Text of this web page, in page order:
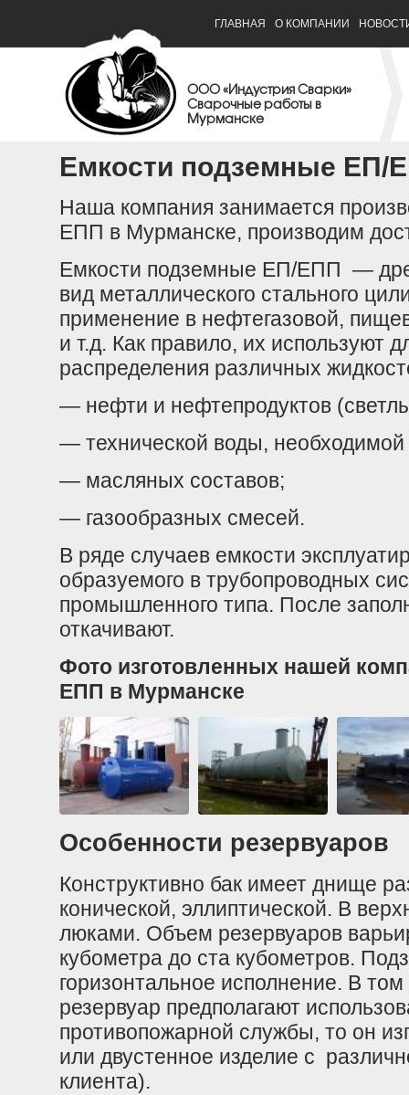
ГЛАВНАЯ О КОМПАНИИ
ООО «Индустрия Сварки»
Сварочные работы в
Мурманске
Емкости подземные ЕП/
Наша компания занимается
ЕПП в Мурманске, производим
Емкости подземные ЕП/ЕПП —
вид металлического стального
применение в нефтегазовой,
и т.д. Как правило, их используют
распределения различных
— нефти и нефтепродуктов
— технической воды,
— масляных составов;
— газообразных смесей.
В ряде случаев емкости
образуемого в трубопроводных
промышленного типа. После
откачивают.
Фото изготовленных нашей
ЕПП в Мурманске
Особенности резервуаров
Конструктивно бак имеет днище
конической, эллиптической. В
люками. Объем резервуаров
кубометра до ста кубометров.
горизонтальное исполнение. В
резервуар предполагают
противопожарной службы, то он
или двустенное изделие с
клиента).